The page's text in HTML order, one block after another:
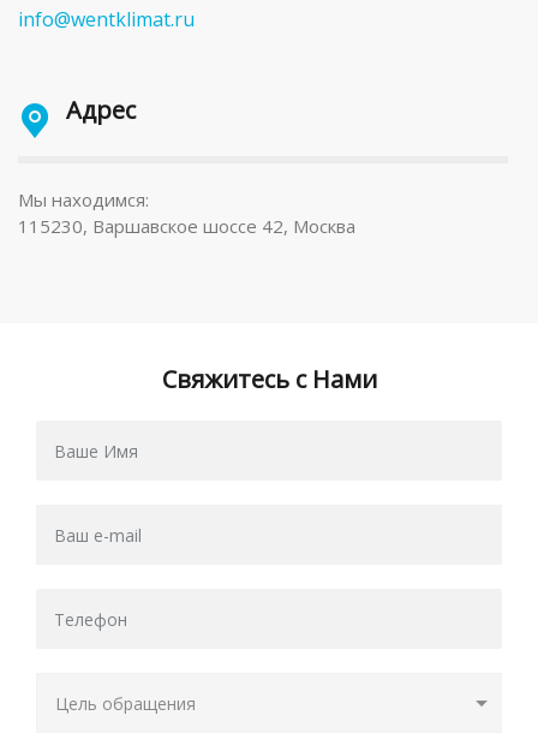
info@wentklimat.ru
Адрес
Мы находимся:
115230, Варшавское шоссе 42, Москва
Свяжитесь с Нами